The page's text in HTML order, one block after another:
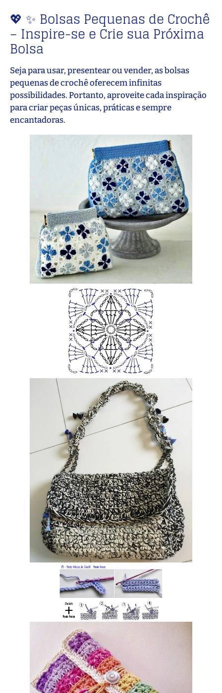
💖 ✨ Bolsas Pequenas de Crochê
– Inspire-se e Crie sua Próxima
Bolsa
Seja para usar, presentear ou vender, as bolsas
pequenas de crochê oferecem infinitas
possibilidades. Portanto, aproveite cada inspiração
para criar peças únicas, práticas e sempre
encantadoras.